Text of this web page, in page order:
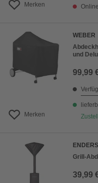
Merken
Merken
WEBER
und
99,99
ENDERS
Grill-
39,99